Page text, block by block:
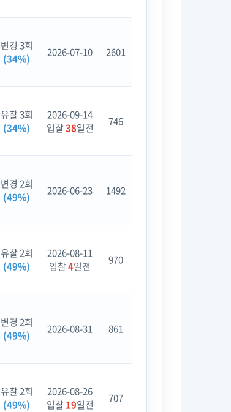
변경 3회
(34%)
2026-07-10 2601
유찰 3회
(34%)
2026-09-14
입찰38일전 746
변경 2회
(49%)
2026-06-23 1492
유찰 2회
(49%)
2026-08-11
입찰4일전 970
변경 2회
(49%)
2026-08-31 861
유찰 2회
(49%)
2026-08-26
입찰19일전 707